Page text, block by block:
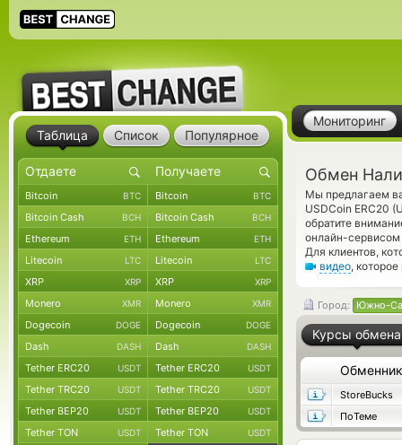
Мониторинг
Обмен
Мы предлагаем
USDCoin ERC20
обратите
онлайн-сервисом
Для клиентов,
видео,
Город: Южно-
Курсы обмена
Обменник
StoreBucks
ПоТеме
Таблица Список Популярное
Bitcoin BTC Bitcoin BTC
Bitcoin Cash BCH Bitcoin Cash BCH
Ethereum ETH Ethereum ETH
Litecoin LTC Litecoin LTC
XRP XRP XRP XRP
Monero XMR Monero XMR
Dogecoin DOGE Dogecoin DOGE
Dash DASH Dash DASH
Tether ERC20 USDT Tether ERC20 USDT
Tether TRC20 USDT Tether TRC20 USDT
Tether BEP20 USDT Tether BEP20 USDT
Tether TON USDT Tether TON USDT